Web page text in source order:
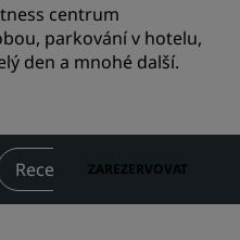
služební cestě
města
blog
centrum
parkování v hotelu,
den a mnohé další.
Recenze Zajímavosti
ZAREZERVOVAT